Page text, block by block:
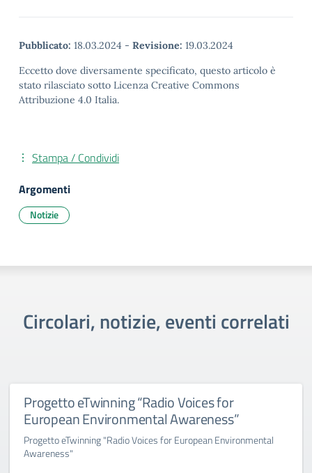
Pubblicato: 18.03.2024 - Revisione: 19.03.2024
Eccetto dove diversamente specificato, questo articolo è
stato rilasciato sotto Licenza Creative Commons
Attribuzione 4.0 Italia.
Stampa / Condividi
Argomenti
Notizie
Circolari, notizie, eventi correlati
Progetto eTwinning “Radio Voices for
European Environmental Awareness”
Progetto eTwinning "Radio Voices for European Environmental
Awareness"